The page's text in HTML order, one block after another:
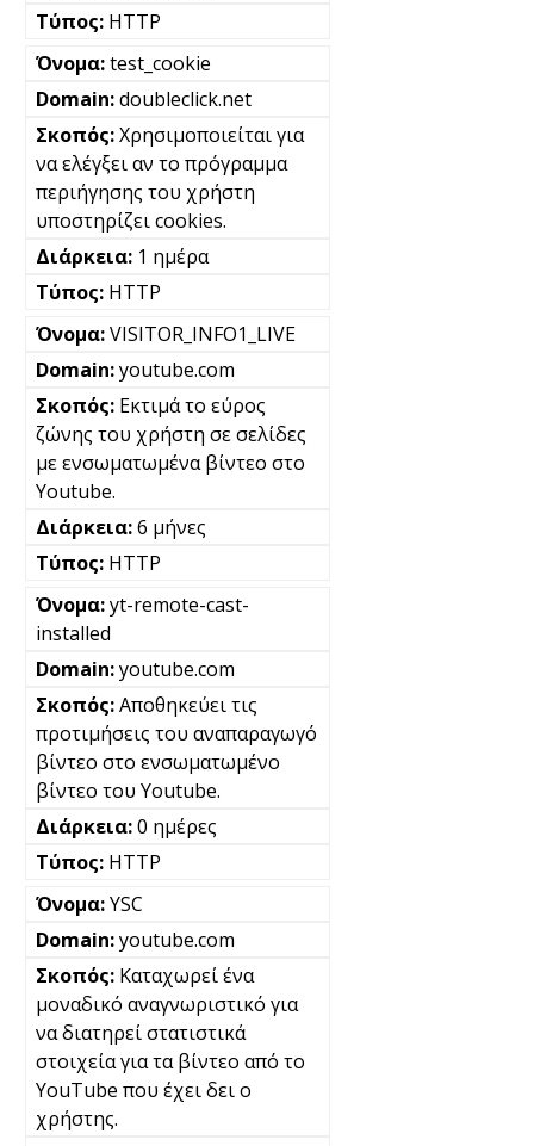
HTTP
test_cookie
doubleclick.net
Χρησιμοποιείται για
να ελέγξει αν το πρόγραμμα
περιήγησης του χρήστη
υποστηρίζει cookies.
1 ημέρα
HTTP
VISITOR_INFO1_LIVE
youtube.com
Εκτιμά το εύρος
ζώνης του χρήστη σε σελίδες
με ενσωματωμένα βίντεο στο
Youtube.
6 μήνες
HTTP
yt-remote-cast-
installed
youtube.com
Αποθηκεύει τις
προτιμήσεις του αναπαραγωγό
βίντεο στο ενσωματωμένο
βίντεο του Youtube.
0 ημέρες
HTTP
YSC
youtube.com
Καταχωρεί ένα
μοναδικό αναγνωριστικό για
να διατηρεί στατιστικά
στοιχεία για τα βίντεο από το
YouTube που έχει δει ο
χρήστης.